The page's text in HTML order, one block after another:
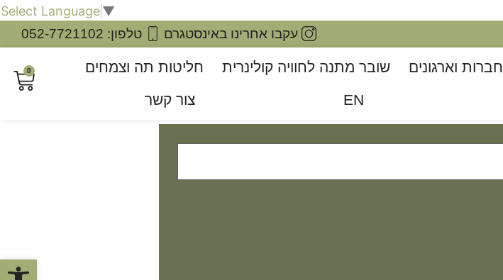
Select Language▼
עקבו אחרינו באינסטגרם
טלפון: 052-7721102
חברות וארגונים שובר מתנה לחוויה קולינרית
חליטות תה וצמחים
EN צור קשר
0
פתח